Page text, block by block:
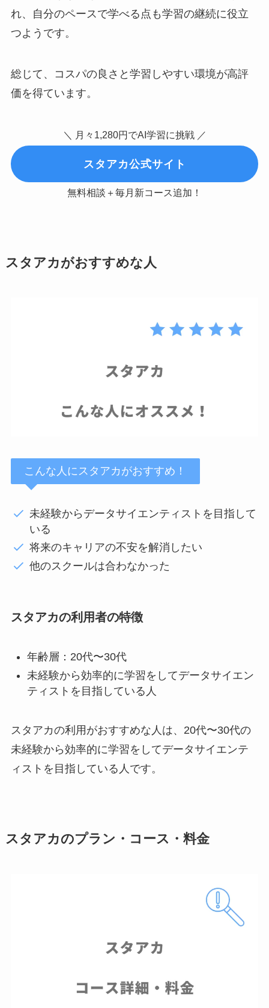
れ、自分のペースで学べる点も学習の継続に役立
つようです。
総じて、コスパの良さと学習しやすい環境が高評
価を得ています。
＼ 月々1,280円でAI学習に挑戦 ／
スタアカ公式サイト
無料相談＋毎月新コース追加！
スタアカがおすすめな人
こんな人にスタアカがおすすめ！
未経験からデータサイエンティストを目指して
いる
将来のキャリアの不安を解消したい
他のスクールは合わなかった
スタアカの利用者の特徴
年齢層：20代〜30代
未経験から効率的に学習をしてデータサイエン
ティストを目指している人
スタアカの利用がおすすめな人は、20代〜30代の
未経験から効率的に学習をしてデータサイエンテ
ィストを目指している人です。
スタアカのプラン・コース・料金